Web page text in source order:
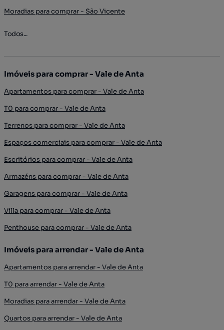
Moradias para comprar - São Vicente
Todos...
Imóveis para comprar - Vale de Anta
Apartamentos para comprar - Vale de Anta
T0 para comprar - Vale de Anta
Terrenos para comprar - Vale de Anta
Espaços comerciais para comprar - Vale de Anta
Escritórios para comprar - Vale de Anta
Armazéns para comprar - Vale de Anta
Garagens para comprar - Vale de Anta
Villa para comprar - Vale de Anta
Penthouse para comprar - Vale de Anta
Imóveis para arrendar - Vale de Anta
Apartamentos para arrendar - Vale de Anta
T0 para arrendar - Vale de Anta
Moradias para arrendar - Vale de Anta
Quartos para arrendar - Vale de Anta